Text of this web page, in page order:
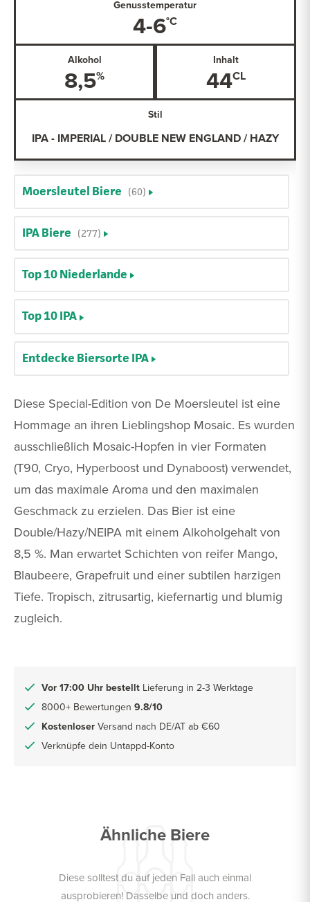
Diese Special-Edition von De Moersleutel ist eine
Hommage an ihren Lieblingshop Mosaic. Es wurden
ausschließlich Mosaic-Hopfen in vier Formaten
(T90, Cryo, Hyperboost und Dynaboost) verwendet,
um das maximale Aroma und den maximalen
Geschmack zu erzielen. Das Bier ist eine
Double/Hazy/NEIPA mit einem Alkoholgehalt von
8,5 %. Man erwartet Schichten von reifer Mango,
Blaubeere, Grapefruit und einer subtilen harzigen
Tiefe. Tropisch, zitrusartig, kiefernartig und blumig
zugleich.
Vor 17:00 Uhr bestellt Lieferung in 2-3 Werktage
8000+ Bewertungen 9.8/10
Kostenloser Versand nach DE/AT ab €60
Verknüpfe dein Untappd-Konto
Genusstemperatur
4-6
Alkohol
8,5
Inhalt
44
Stil
IPA - IMPERIAL / DOUBLE NEW ENGLAND / HAZY
Moersleutel Biere (60)
IPA Biere (277)
Top 10 Niederlande
Top 10 IPA
Entdecke Biersorte IPA
Ähnliche Biere
Diese solltest du auf jeden Fall auch einmal
ausprobieren! Dasselbe und doch anders.